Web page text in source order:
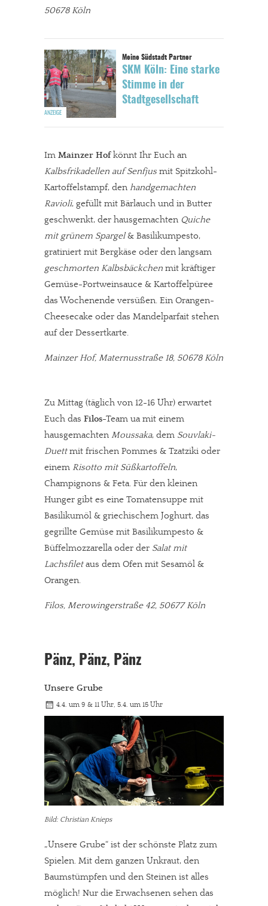
50678 Köln
SKM Köln: Eine starke
Stimme in der
Stadtgesellschaft
Im Mainzer Hofkönnt Ihr Euch an
Kalbsfrikadellen auf Senfjus mit Spitzkohl-
Kartoffelstampf, den handgemachten
Ravioli, gefüllt mit Bärlauch und in Butter
geschwenkt, der hausgemachten Quiche
mit grünem Spargel& Basilikumpesto,
gratiniert mit Bergkäse oder den langsam
geschmorten Kalbsbäckchen mit kräftiger
Gemüse-Portweinsauce & Kartoffelpüree
das Wochenende versüßen. Ein Orangen-
Cheesecake oder das Mandelparfait stehen
auf der Dessertkarte.
Mainzer Hof, Maternusstraße 18, 50678 Köln
Zu Mittag (täglich von 12-16 Uhr) erwartet
Euch das Filos-Team ua mit einem
hausgemachten Moussaka, dem Souvlaki-
Duettmit frischen Pommes & Tzatziki oder
einem Risotto mit Süßkartoffeln,
Champignons & Feta. Für den kleinen
Hunger gibt es eine Tomatensuppe mit
Basilikumöl & griechischem Joghurt, das
gegrillte Gemüse mit Basilikumpesto &
Büffelmozzarella oder der Salat mit
Lachsfiletaus dem Ofen mit Sesamöl &
Orangen.
Filos, Merowingerstraße 42, 50677 Köln
Pänz, Pänz, Pänz
Unsere Grube
4.4. um 9 & 11 Uhr, 5.4. um 15 Uhr
Bild: Christian Knieps
„Unsere Grube“ ist der schönste Platz zum
Spielen. Mit dem ganzen Unkraut, den
Baumstümpfen und den Steinen ist alles
möglich! Nur die Erwachsenen sehen das